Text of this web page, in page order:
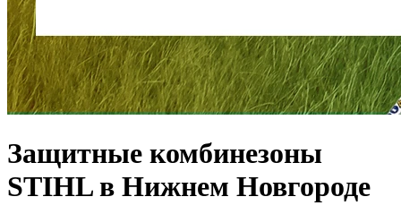
Защитные комбинезоны
STIHL в Нижнем Новгороде